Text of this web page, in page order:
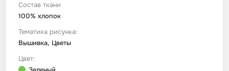
Состав ткани
100% хлопок
Тематика рисунка:
Вышивка, Цветы
Цвет:
Сетка
Ситец
Тюль
Фланель
Космос
Техника / транспорт